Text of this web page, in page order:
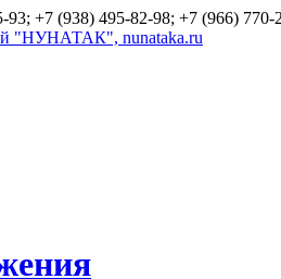
+7 (938) 495-82-98; +7 (966)